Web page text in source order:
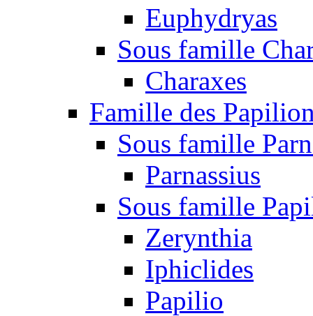
Euphydryas
Sous famille
Charaxes
Famille des
Sous famille
Parnassius
Sous famille
Zerynthia
Iphiclides
Papilio